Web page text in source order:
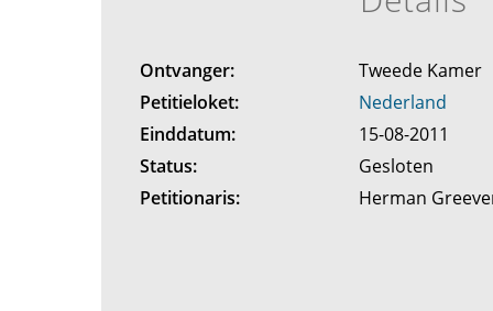
Ontvanger:
Tweede Kamer
Petitieloket:
Nederland
Einddatum:
15-08-2011
Status:
Gesloten
Petitionaris:
Herman